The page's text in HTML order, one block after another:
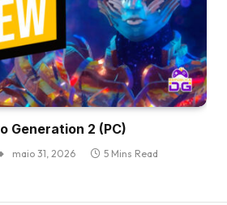
Generation 2 (PC)
maio 31, 2026 5 Mins Read